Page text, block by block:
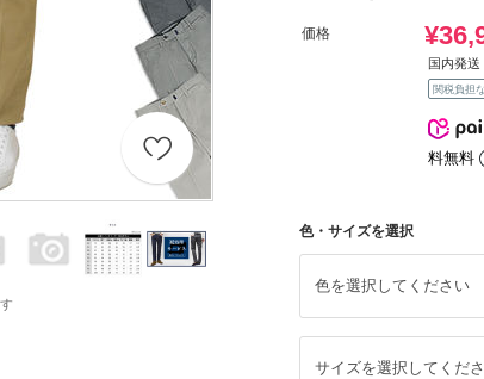
価格
国内発
関税負担な
料無料
色・サイズを選択
色を選択してください
サイズを選択してくだ